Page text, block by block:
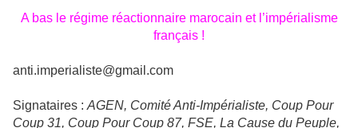
A bas le régime réactionnaire marocain et l’impérialisme
français !
anti.imperialiste@gmail.com
Signataires : AGEN, Comité Anti-Impérialiste, Coup Pour
Coup 31, Coup Pour Coup 87, FSE, La Cause du Peuple,